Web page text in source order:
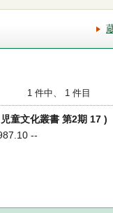
1 件中、 1 件目
童文化叢書 第2期 17 )
--